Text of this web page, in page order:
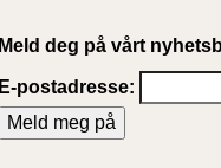
Meld deg på vårt
E-postadresse: